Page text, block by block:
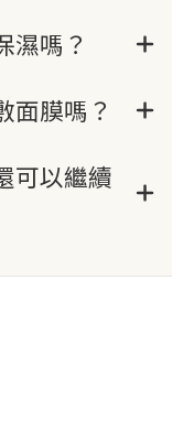
濕嗎？
面膜嗎？
可以繼續